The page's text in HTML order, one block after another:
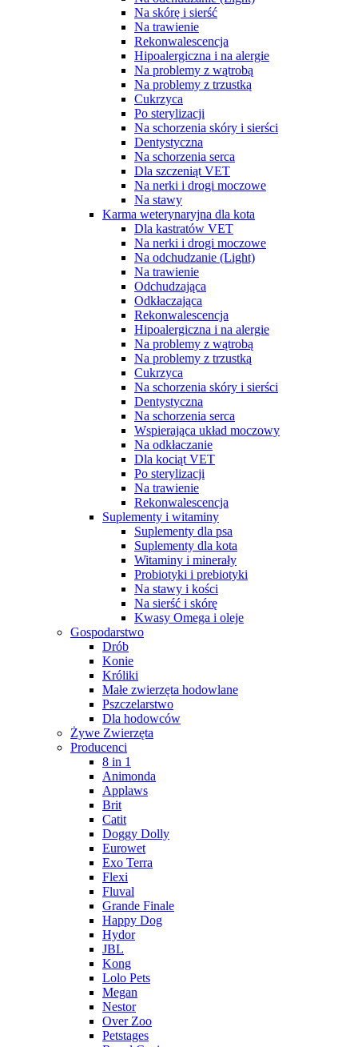
Na skórę i sierść
Na trawienie
Rekonwalescencja
Hipoalergiczna i na alergie
Na problemy z wątrobą
Na problemy z trzustką
Cukrzyca
Po sterylizacji
Na schorzenia skóry i sierści
Dentystyczna
Na schorzenia serca
Dla szczeniąt VET
Na nerki i drogi moczowe
Na stawy
Karma weterynaryjna dla kota
Dla kastratów VET
Na nerki i drogi moczowe
Na odchudzanie (Light)
Na trawienie
Odchudzająca
Odkłaczająca
Rekonwalescencja
Hipoalergiczna i na alergie
Na problemy z wątrobą
Na problemy z trzustką
Cukrzyca
Na schorzenia skóry i sierści
Dentystyczna
Na schorzenia serca
Wspierająca układ moczowy
Na odkłaczanie
Dla kociąt VET
Po sterylizacji
Na trawienie
Rekonwalescencja
Suplementy i witaminy
Suplementy dla psa
Suplementy dla kota
Witaminy i minerały
Probiotyki i prebiotyki
Na stawy i kości
Na sierść i skórę
Kwasy Omega i oleje
Gospodarstwo
Drób
Konie
Króliki
Małe zwierzęta hodowlane
Pszczelarstwo
Dla hodowców
Żywe Zwierzęta
Producenci
8 in 1
Animonda
Applaws
Brit
Catit
Doggy Dolly
Eurowet
Exo Terra
Flexi
Fluval
Grande Finale
Happy Dog
Hydor
JBL
Kong
Lolo Pets
Megan
Nestor
Over Zoo
Petstages